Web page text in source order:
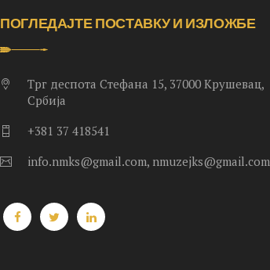
ПОГЛЕДАЈТЕ ПОСТАВКУ И ИЗЛОЖБЕ
Трг деспота Стефана 15, 37000 Крушевац,
Србија
+381 37 418541
info.nmks@gmail.com, nmuzejks@gmail.com